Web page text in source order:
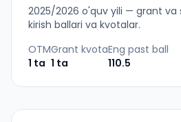
2025/2026 o'quv yili — grant
kirish ballari va kvotalar.
OTM
1 ta
Grant kvota
1 ta
Eng past ball
110.5